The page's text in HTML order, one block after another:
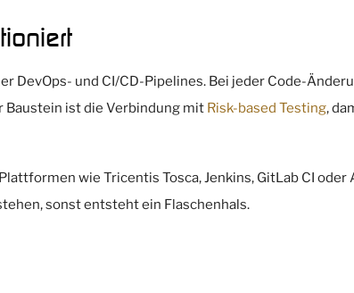
DevOps- und CI/CD-Pipelines. Bei jeder Code-
Baustein ist die Verbindung mit Risk-based Testing,
wie Tricentis Tosca, Jenkins, GitLab CI oder
sonst entsteht ein Flaschenhals.